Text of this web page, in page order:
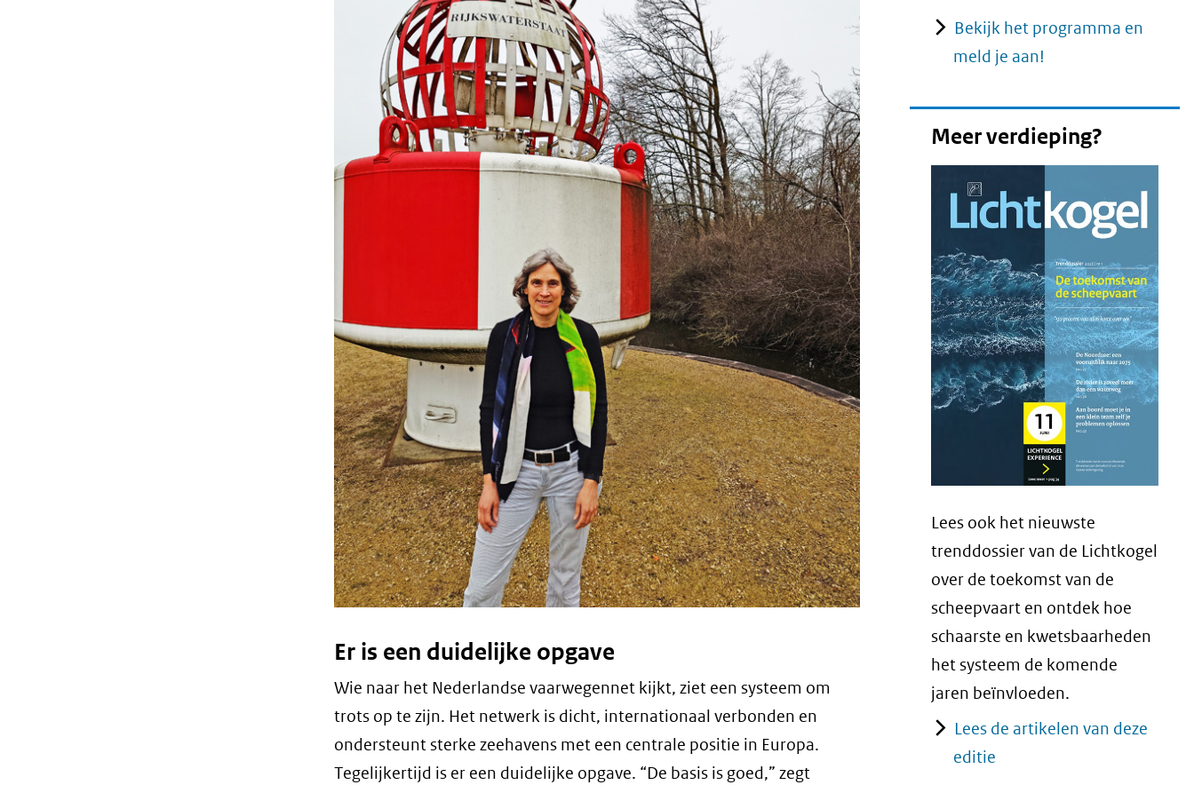
Er is een duidelijke opgave
Wie naar het Nederlandse vaarwegennet kijkt, ziet een systeem om
trots op te zijn. Het netwerk is dicht, internationaal verbonden en
ondersteunt sterke zeehavens met een centrale positie in Europa.
Tegelijkertijd is er een duidelijke opgave. “De basis is goed,” zegt
Bekijk het programma en
meld je aan!
Meer verdieping?
Lees ook het nieuwste
trenddossier van de Lichtkogel
over de toekomst van de
scheepvaart en ontdek hoe
schaarste en kwetsbaarheden
het systeem de komende
jaren beïnvloeden.
Lees de artikelen van deze
editie